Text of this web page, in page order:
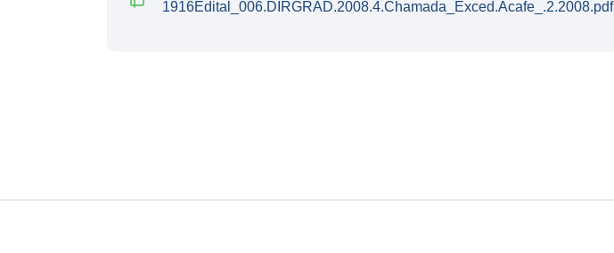
1916Edital_006.DIRGRAD.2008.4.Chamada_Exced.Acafe_.2.2008.pdf